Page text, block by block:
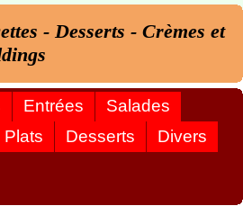
- Desserts - Crèmes et
Entrées
Salades
Plats Desserts Divers